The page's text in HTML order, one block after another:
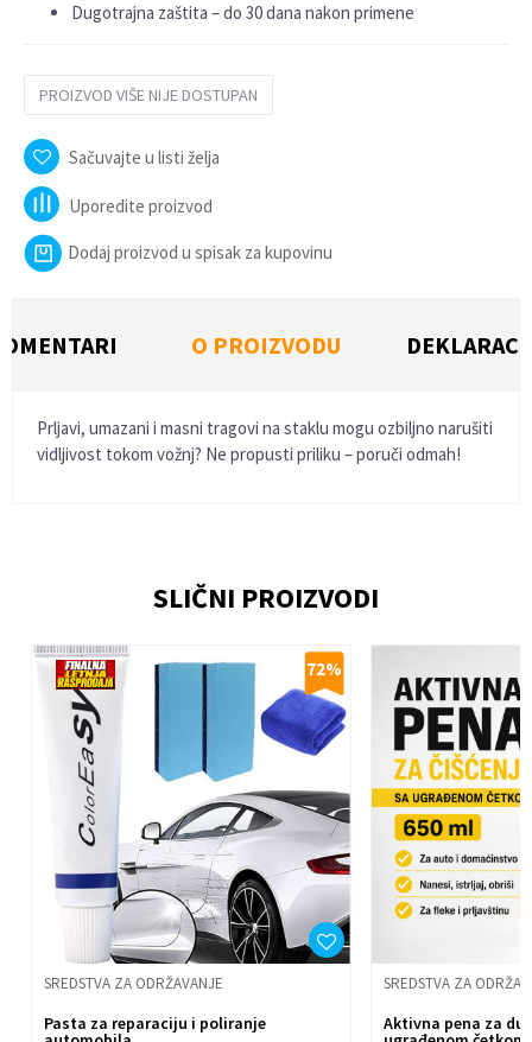
Dugotrajna zaštita – do 30 dana nakon primene
PROIZVOD VIŠE NIJE DOSTUPAN
Sačuvajte u listi želja
Uporedite proizvod
Dodaj proizvod u spisak za kupovinu
O PROIZVODU
Prljavi, umazani i masni tragovi na staklu mogu ozbiljno narušiti
vidljivost tokom vožnj? Ne propusti priliku – poruči odmah!
Poruka
Anti-spam zaštita - izračunajte koliko je 6 - 1 :
SLIČNI PROIZVODI
72%
SREDSTVA ZA ODRŽAVANJE
Pasta za reparaciju i poliranje
SREDSTVA ZA
Aktivna pena za